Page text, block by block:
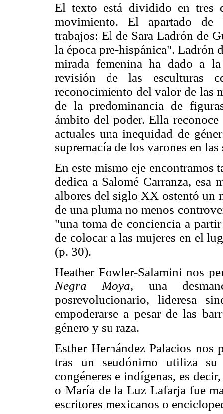
El texto está dividido en tres
movimiento. El apartado de
trabajos: El de Sara Ladrón de
la época pre-hispánica". Ladrón
mirada femenina ha dado a
revisión de las esculturas
reconocimiento del valor de las
de la predominancia de
ámbito del poder. Ella
actuales una inequidad de
supremacía de los varones en
En este mismo eje encontramos
dedica a Salomé Carranza, esa
albores del siglo XX ostentó un
de una pluma no menos
"una toma de conciencia a
de colocar a las mujeres en el
(p. 30).
Heather Fowler-Salamini nos
Negra Moya, una
posrevolucionario, lideresa
empoderarse a pesar de las
género y su raza.
Esther Hernández Palacios nos
tras un seudónimo utiliza su
congéneres e indígenas, es
o María de la Luz Lafarja fue
escritores mexicanos o